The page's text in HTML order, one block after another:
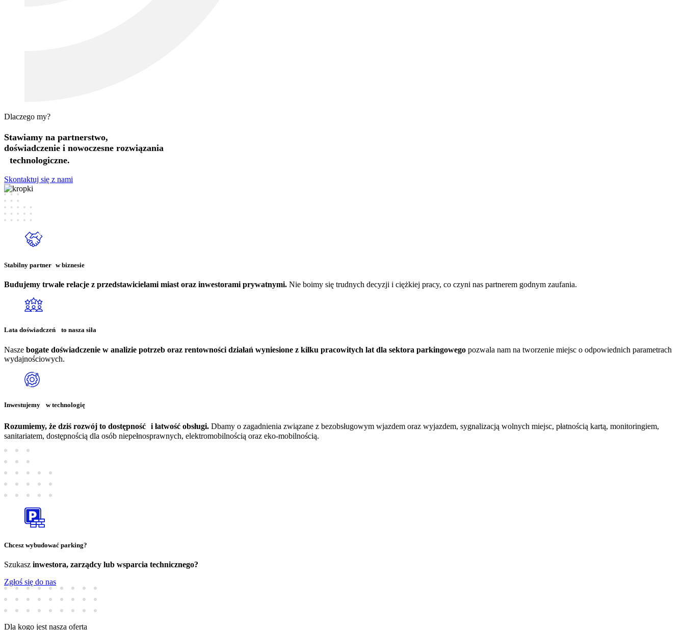
Dlaczego my?
Stawiamy na partnerstwo,
doświadczenie i nowoczesne rozwiązania
technologiczne.
Skontaktuj się z nami
Stabilny partner w biznesie
Budujemy trwałe relacje z przedstawicielami miast oraz inwestorami prywatnymi. Nie boimy się trudnych decyzji i ciężkiej pracy, co czyni nas partnerem godnym zaufania.
Lata doświadczeń to nasza siła
Nasze bogate doświadczenie w analizie potrzeb oraz rentowności działań wyniesione z kilku pracowitych lat dla sektora parkingowego pozwala nam na tworzenie miejsc o odpowiednich parametrach
wydajnościowych.
Inwestujemy w technologię
Rozumiemy, że dziś rozwój to dostępność i łatwość obsługi. Dbamy o zagadnienia związane z bezobsługowym wjazdem oraz wyjazdem, sygnalizacją wolnych miejsc, płatnością kartą, monitoringiem,
sanitariatem, dostępnością dla osób niepełnosprawnych, elektromobilnością oraz eko-mobilnością.
Chcesz wybudować parking?
Szukasz inwestora, zarządcy lub wsparcia technicznego?
Zgłoś się do nas
Dla kogo jest nasza oferta